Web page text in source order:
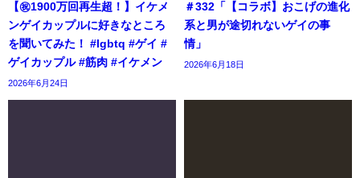
【㊗️1900万回再生超！】イケメ
ンゲイカップルに好きなところ
を聞いてみた！ #lgbtq #ゲイ #
ゲイカップル #筋肉 #イケメン
2026年6月24日
＃332「【コラボ】おこげの進化
系と男が途切れないゲイの事
情」
2026年6月18日